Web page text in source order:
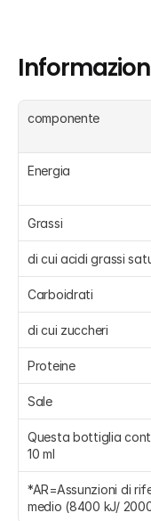
componente
Energia
Grassi
di cui acidi grassi
Carboidrati
di cui zuccheri
Proteine
Sale
Questa bottiglia
10 ml
*AR=Assunzioni di
medio (8400 kJ/